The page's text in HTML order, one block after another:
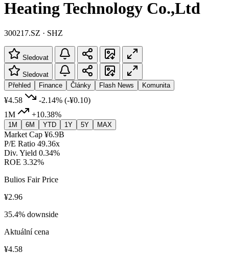
Heating Technology Co.,Ltd
300217.SZ · SHZ
Sledovat
Sledovat
Přehled
Finance Články Flash News Komunita
¥4.58 -2.14% (-¥0.10)
1M
+10.38%
1M 6M YTD 1Y 5Y MAX
Market Cap ¥6.9B
P/E Ratio 49.36x
Div. Yield 0.34%
ROE 3.32%
Bulios Fair Price
¥2.96
35.4% downside
Aktuální cena
¥4.58